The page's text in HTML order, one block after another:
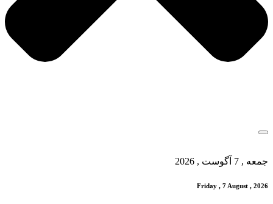
جمعه , 7 آگوست , 2026
Friday , 7 August , 2026